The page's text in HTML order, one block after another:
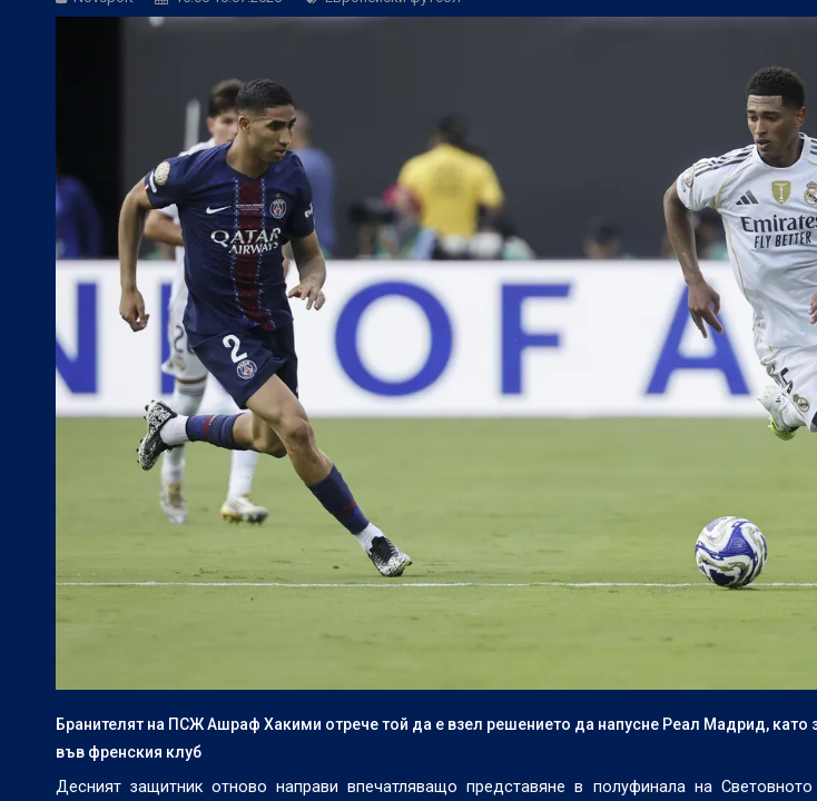
БГ Футбол:Боримиров: Ние ще сме барометърът в мача с Кайрат
Бранителят на ПСЖ Ашраф Хакими отрече той да е взел решението да напусне Реал Мадрид, като
във френския клуб
Десният защитник отново направи впечатляващо представяне в полуфинала на